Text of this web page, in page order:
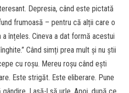
Depresia, când este pictată
frumoasă – pentru că alții care o
înțeles. Cineva a dat formă acestui
Când simți prea mult și nu știi
cu roșu. Mereu roșu când ești
Este strigăt. Este eliberare. Pune